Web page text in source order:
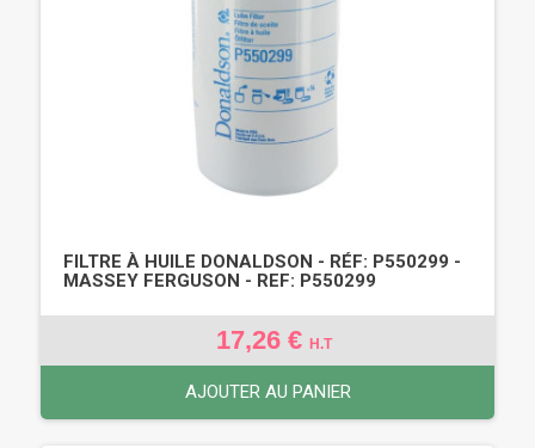
FILTRE À HUILE DONALDSON - RÉF: P550299 -
MASSEY FERGUSON - REF: P550299
17,26 € H.T
AJOUTER AU PANIER